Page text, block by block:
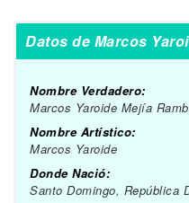
Datos de Marcos
Nombre Verdadero:
Marcos Yaroide Mejía
Nombre Artístico:
Marcos Yaroide
Donde Nació:
Santo Domingo, República